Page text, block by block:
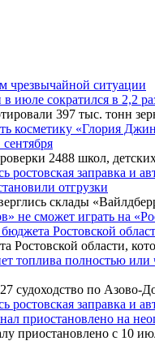
чрезвычайной ситуации
июле сократился в 2,2
397 тыс. тонн
косметику «Глория
2488 школ,
ростовская заправка и
отгрузки
склады
не сможет играть на
Ростовской
Ростовской области,
топлива полностью или
судоходство по Азово-
ростовская заправка и
приостановлено на
приостановлено с 10